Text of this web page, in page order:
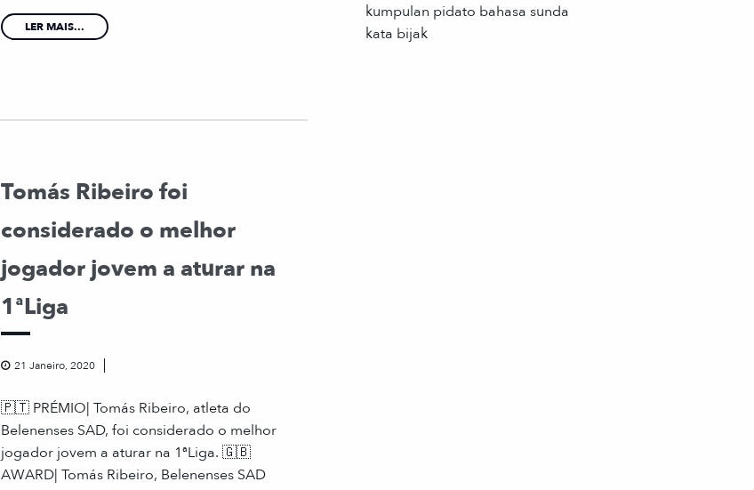
LER MAIS...
Tomás Ribeiro foi
considerado o melhor
jogador jovem a aturar na
1ªLiga
21 Janeiro, 2020
🇵🇹 PRÉMIO| Tomás Ribeiro, atleta do
Belenenses SAD, foi considerado o melhor
jogador jovem a aturar na 1ªLiga. 🇬🇧
AWARD| Tomás Ribeiro, Belenenses SAD
kumpulan pidato bahasa sunda
kata bijak